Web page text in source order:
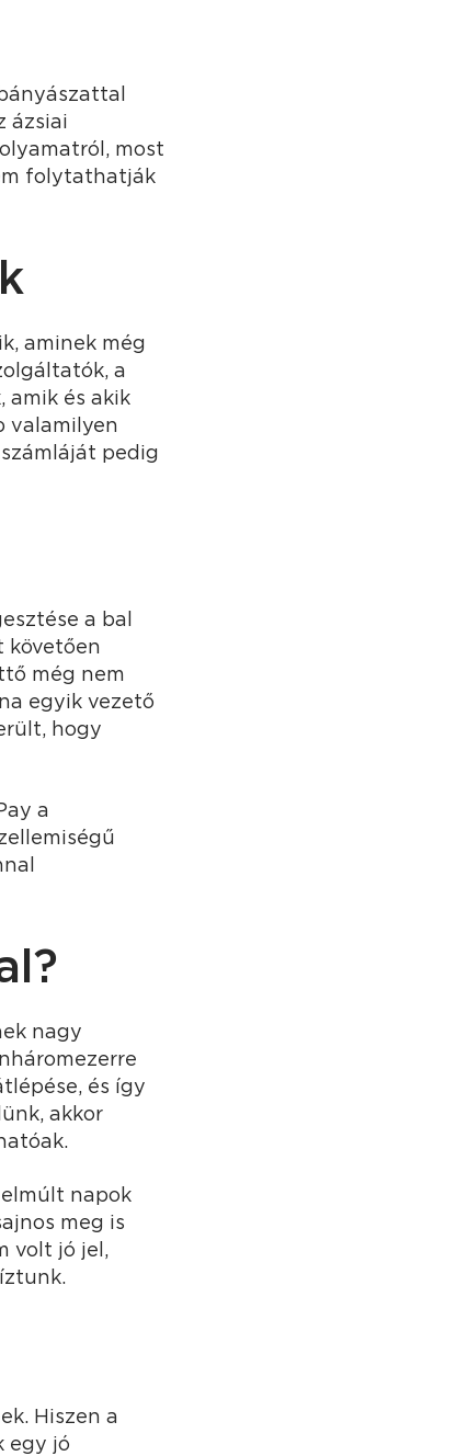
bányászattal
ázsiai
most
folytathatják
aminek még
a
amik és akik
valamilyen
pedig
a bal
követően
még nem
egyik vezető
hogy
a
nagy
és így
akkor
napok
meg is
volt jó jel,
Hiszen a
egy jó